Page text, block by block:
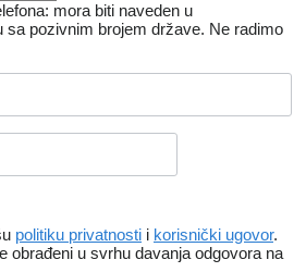
mora biti naveden u
sa pozivnim brojem države. Ne radimo
politiku privatnosti i korisnički ugovor.
obrađeni u svrhu davanja odgovora na